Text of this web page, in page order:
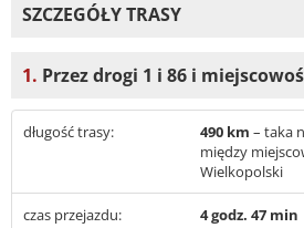
SZCZEGÓŁY TRASY
1. Przez drogi 1 i 86 i
długość trasy: 490 km – taka
między
Wielkopolski
czas przejazdu: 4 godz. 47 min